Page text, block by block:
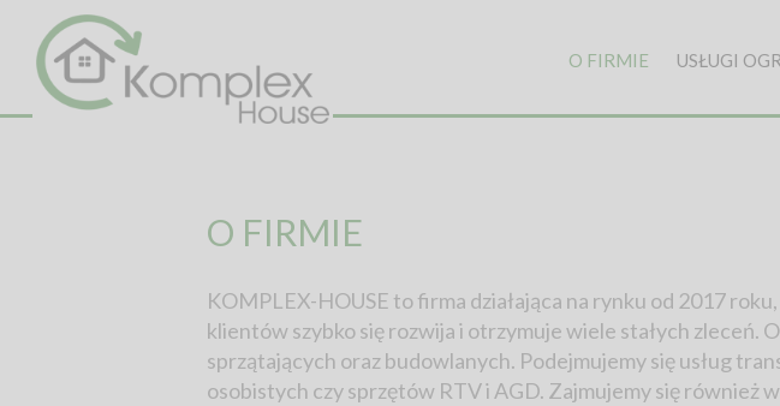
O FIRMIE USŁUGI
O FIRMIE
KOMPLEX-HOUSE to firma działająca na rynku od 2017
klientów szybko się rozwija i otrzymuje wiele stałych zleceń.
sprzątających oraz budowlanych. Podejmujemy się usług
osobistych czy sprzętów RTV i AGD. Zajmujemy się również